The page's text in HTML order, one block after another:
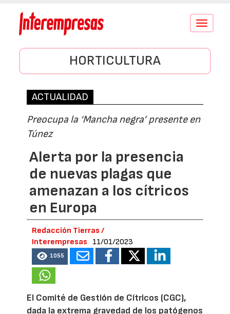
Conmutar
HORTICULTURA
ACTUALIDAD
Preocupa la ‘Mancha negra’ presente en
Túnez
Alerta por la presencia
de nuevas plagas que
amenazan a los cítricos
en Europa
Redacción Tierras /
Interempresas
11/01/2023
1055
El Comité de Gestión de Cítricos (CGC),
dada la extrema gravedad de los patógenos